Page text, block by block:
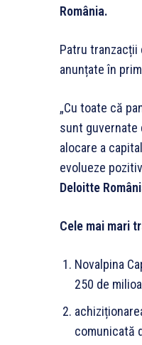
România.
Patru tranzacții
anunțate în
„Cu toate că
sunt guvernate
alocare a
evolueze
Deloitte
Cele mai mari
Novalpina
250 de
comunicată